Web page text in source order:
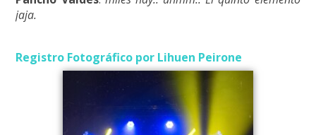
jaja.
Registro Fotográfico por Lihuen Peirone